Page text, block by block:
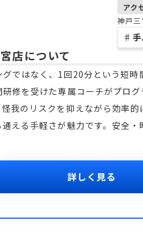
アク
神戸
♯
店について
ではなく、1回20分という短
修を受けた専属コーチがプロ
我のリスクを抑えながら効率
える手軽さが魅力です。安全
詳しく見る